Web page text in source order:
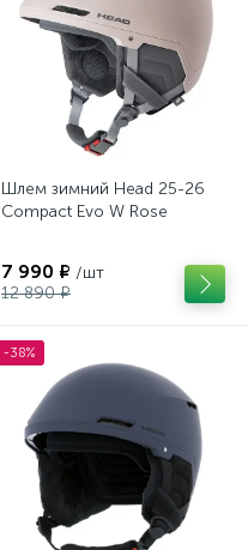
Шлем зимний Head 25-26
Compact Evo W Rose
7 990 ₽ /шт
12 890 ₽
-38%